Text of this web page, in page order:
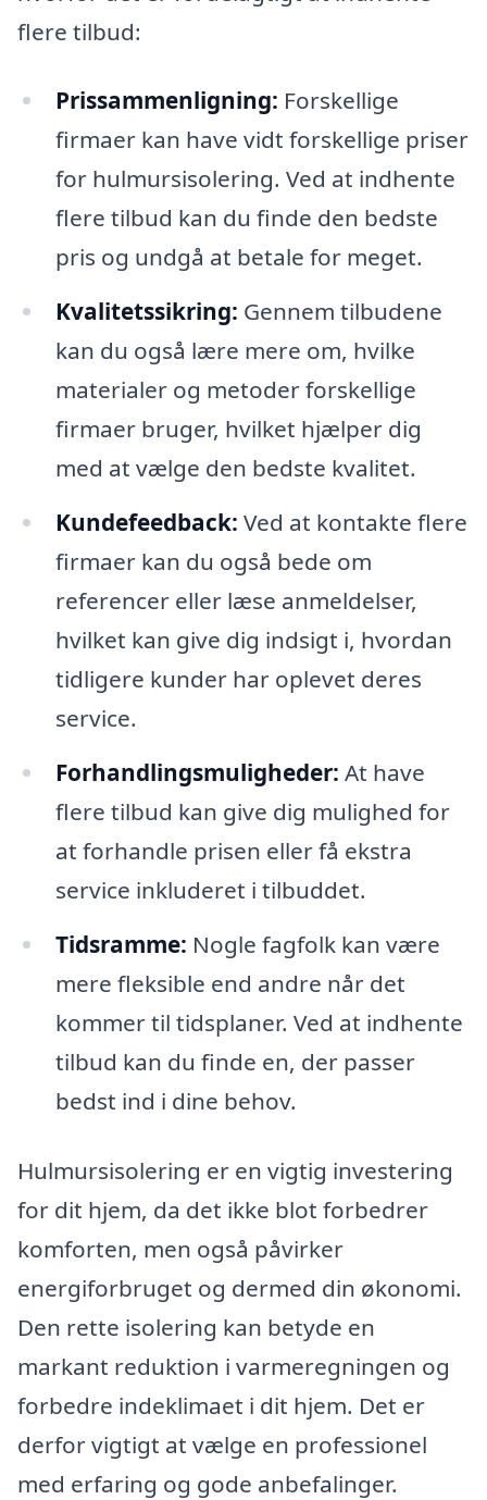
flere tilbud:
Prissammenligning: Forskellige
firmaer kan have vidt forskellige priser
for hulmursisolering. Ved at indhente
flere tilbud kan du finde den bedste
pris og undgå at betale for meget.
Kvalitetssikring: Gennem tilbudene
kan du også lære mere om, hvilke
materialer og metoder forskellige
firmaer bruger, hvilket hjælper dig
med at vælge den bedste kvalitet.
Kundefeedback: Ved at kontakte flere
firmaer kan du også bede om
referencer eller læse anmeldelser,
hvilket kan give dig indsigt i, hvordan
tidligere kunder har oplevet deres
service.
Forhandlingsmuligheder: At have
flere tilbud kan give dig mulighed for
at forhandle prisen eller få ekstra
service inkluderet i tilbuddet.
Tidsramme: Nogle fagfolk kan være
mere fleksible end andre når det
kommer til tidsplaner. Ved at indhente
tilbud kan du finde en, der passer
bedst ind i dine behov.
Hulmursisolering er en vigtig investering
for dit hjem, da det ikke blot forbedrer
komforten, men også påvirker
energiforbruget og dermed din økonomi.
Den rette isolering kan betyde en
markant reduktion i varmeregningen og
forbedre indeklimaet i dit hjem. Det er
derfor vigtigt at vælge en professionel
med erfaring og gode anbefalinger.